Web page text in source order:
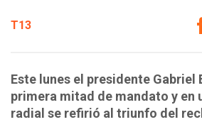
T13
Este lunes el presidente Gabriel
primera mitad de mandato y en
radial se refirió al triunfo del